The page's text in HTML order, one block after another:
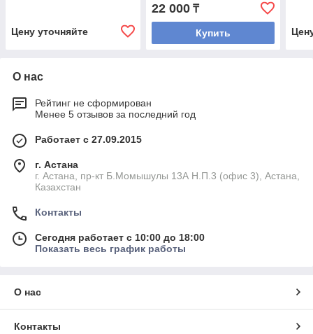
Цену уточняйте
22 000₸
Купить
О нас
Рейтинг не сформирован
Менее 5 отзывов за последний год
Работает с 27.09.2015
г. Астана
г. Астана, пр-кт Б.Момышулы 13А Н.П.3 (офис 3), Астана,
Казахстан
Контакты
Сегодня работает с 10:00 до 18:00
Показать весь график работы
О нас
Контакты